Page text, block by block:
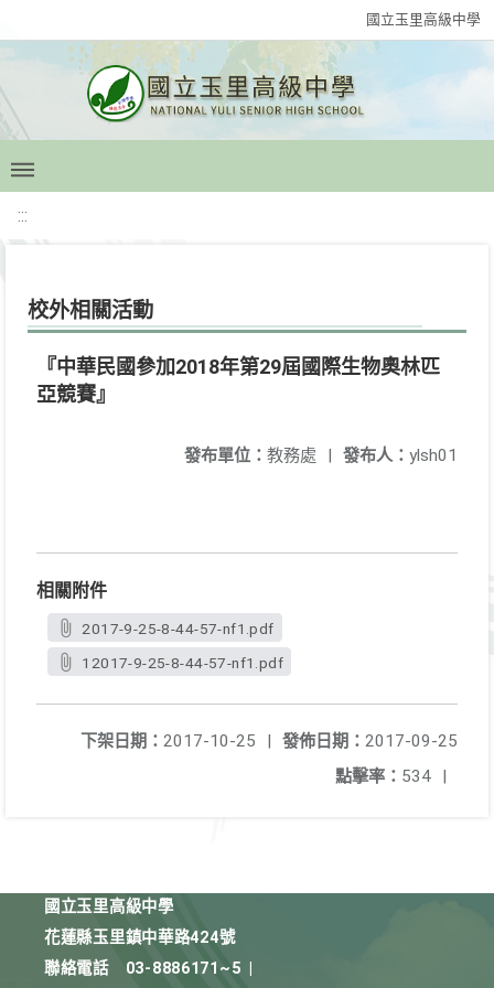
國立玉里高級中學
:::
校外相關活動
『中華民國參加2018年第29屆國際生物奧林匹
亞競賽』
發布人： ylsh01
發布單位： 教務處 |
相關附件
2017-9-25-8-44-57-nf1.pdf
12017-9-25-8-44-57-nf1.pdf
發佈日期： 2017-09-25
下架日期： 2017-10-25
|
點擊率： 534 |
國立玉里高級中學
花蓮縣玉里鎮中華路424號
聯絡電話
03-8886171~5